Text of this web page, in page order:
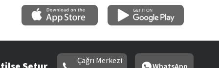
Çağrı Merkezi